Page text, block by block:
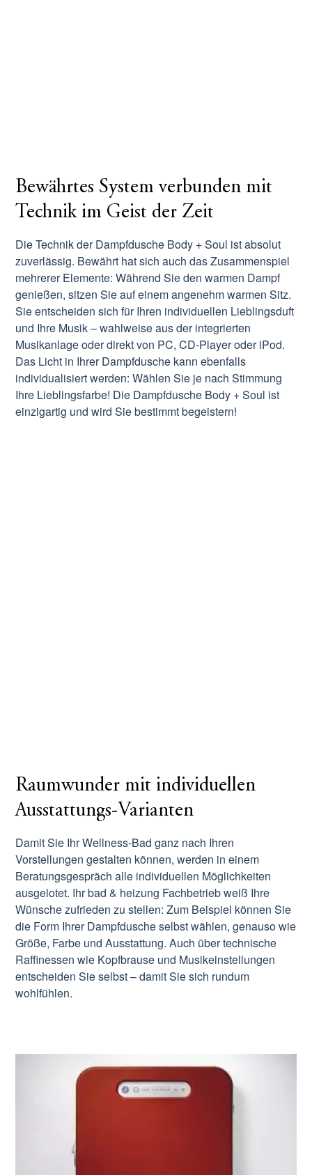
Bewährtes System verbunden mit
Technik im Geist der Zeit
Die Technik der Dampfdusche Body + Soul ist absolut
zuverlässig. Bewährt hat sich auch das Zusammenspiel
mehrerer Elemente: Während Sie den warmen Dampf
genießen, sitzen Sie auf einem angenehm warmen Sitz.
Sie entscheiden sich für Ihren individuellen Lieblingsduft
und Ihre Musik – wahlweise aus der integrierten
Musikanlage oder direkt von PC, CD-Player oder iPod.
Das Licht in Ihrer Dampfdusche kann ebenfalls
individualisiert werden: Wählen Sie je nach Stimmung
Ihre Lieblingsfarbe! Die Dampfdusche Body + Soul ist
einzigartig und wird Sie bestimmt begeistern!
Raumwunder mit individuellen
Ausstattungs-Varianten
Damit Sie Ihr Wellness-Bad ganz nach Ihren
Vorstellungen gestalten können, werden in einem
Beratungsgespräch alle individuellen Möglichkeiten
ausgelotet. Ihr bad & heizung Fachbetrieb weiß Ihre
Wünsche zufrieden zu stellen: Zum Beispiel können Sie
die Form Ihrer Dampfdusche selbst wählen, genauso wie
Größe, Farbe und Ausstattung. Auch über technische
Raffinessen wie Kopfbrause und Musikeinstellungen
entscheiden Sie selbst – damit Sie sich rundum
wohlfühlen.